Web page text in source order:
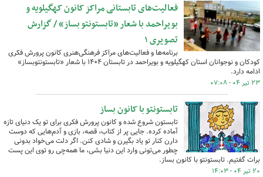
فعالیت‌های تابستانی مراکز کانون کهگیلویه و
بویراحمد با شعار «تابستونتو بساز» / گزارش
تصویری ۱
برنامه‌ها و فعالیت‌های مراکز فرهنگی‌هنری کانون پرورش فکری
کودکان و نوجوانان استان کهگیلویه و بویراحمد در تابستان ۱۴۰۴ با شعار «تابستونتوبساز»
ادامه دارد.
۲۳ تیر ۰۴ - ۰۷:۰۸
تابستونتو با کانون بساز
تابستون شروع شده و کانون پرورش فکری برای تو یک دنیای تازه
آماده کرده‌. جایی پر از کتاب، قصه، بازی و آدم‌هایی که دوست
دارن کنار تو یاد بگیرن و شادی کنن. اگر دلت می‌خواد بدونی
چطور می‌تونی وارد این دنیا بشی، ما همه‌چی رو توی این پست
برات گفتیم. تابستونتو با کانون بساز.
۲۰ تیر ۰۴ - ۱۴:۰۳